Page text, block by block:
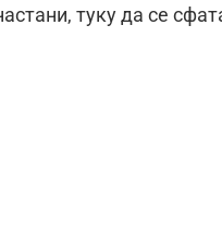
туку да се